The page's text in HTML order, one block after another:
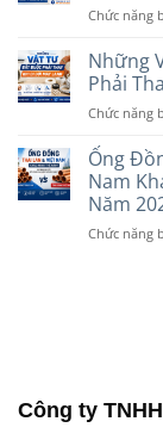
Chức năng
Những
Phải
Chức năng
Ống
Nam
Năm
Chức năng
Công ty